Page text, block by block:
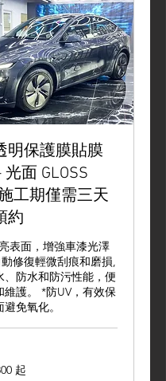
明保護膜貼膜
面 GLOSS
工期僅需三天
約
表面，增強車漆光澤
修復輕微刮痕和磨損,
、防水和防污性能，便
維護。 *防UV，有效保
免氧化。
起